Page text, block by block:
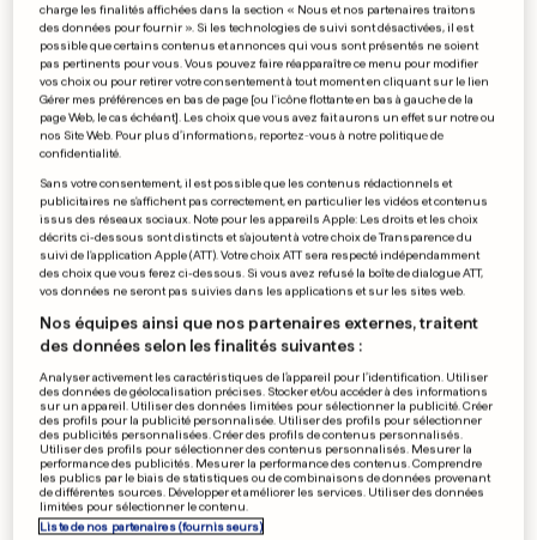
MONTÉNÉGRO
Des militants «ayant un passé
criminel» refoulés à l'aéroport
1 16 1
MINEUR DE RUMELANGE
«Désolé, Luxembourg»:
tempête autour du blason de
Rumelange
3 20 0
TÉLÉVISION
Le faux prêtre qui a piégé
«M6» affirme être Dupont de
Ligonnès
charge les finalités affichées dans la section « Nous et nos partenaires traitons
des données pour fournir ». Si les technologies de suivi sont désactivées, il est
possible que certains contenus et annonces qui vous sont présentés ne soient
pas pertinents pour vous. Vous pouvez faire réapparaître ce menu pour modifier
vos choix ou pour retirer votre consentement à tout moment en cliquant sur le lien
Gérer mes préférences en bas de page [ou l'icône flottante en bas à gauche de la
page Web, le cas échéant]. Les choix que vous avez fait aurons un effet sur notre ou
nos Site Web. Pour plus d’informations, reportez-vous à notre politique de
confidentialité.
Sans votre consentement, il est possible que les contenus rédactionnels et
publicitaires ne s'affichent pas correctement, en particulier les vidéos et contenus
issus des réseaux sociaux. Note pour les appareils Apple: Les droits et les choix
décrits ci-dessous sont distincts et s'ajoutent à votre choix de Transparence du
suivi de l'application Apple (ATT). Votre choix ATT sera respecté indépendamment
des choix que vous ferez ci-dessous. Si vous avez refusé la boîte de dialogue ATT,
vos données ne seront pas suivies dans les applications et sur les sites web.
Nos équipes ainsi que nos partenaires externes, traitent
des données selon les finalités suivantes :
Analyser activement les caractéristiques de l’appareil pour l’identification. Utiliser
des données de géolocalisation précises. Stocker et/ou accéder à des informations
sur un appareil. Utiliser des données limitées pour sélectionner la publicité. Créer
des profils pour la publicité personnalisée. Utiliser des profils pour sélectionner
des publicités personnalisées. Créer des profils de contenus personnalisés.
Utiliser des profils pour sélectionner des contenus personnalisés. Mesurer la
performance des publicités. Mesurer la performance des contenus. Comprendre
les publics par le biais de statistiques ou de combinaisons de données provenant
de différentes sources. Développer et améliorer les services. Utiliser des données
limitées pour sélectionner le contenu.
Liste de nos partenaires (fournisseurs)